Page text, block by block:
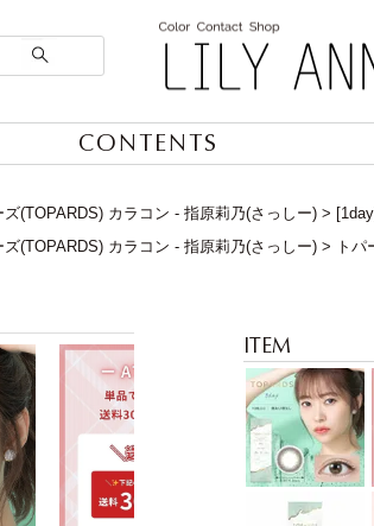
CONTENTS
ズ(TOPARDS) カラコン - 指原莉乃(さっしー)
ズ(TOPARDS) カラコン - 指原莉乃(さっしー)
ト